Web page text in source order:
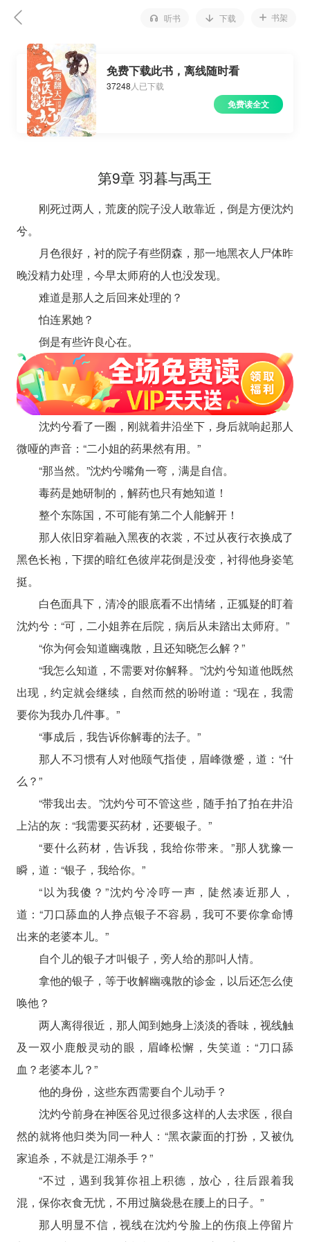
听书 下载 书架
免费下载此书，离线随时看
37248 人已下载
免费读全文
第9章 羽暮与禹王
刚死过两人，荒废的院子没人敢靠近，倒是方便沈灼
兮。
月色很好，衬的院子有些阴森，那一地黑衣人尸体昨
晚没精力处理，今早太师府的人也没发现。
难道是那人之后回来处理的？
怕连累她？
倒是有些许良心在。
沈灼兮看了一圈，刚就着井沿坐下，身后就响起那人
微哑的声音：“二小姐的药果然有用。”
“那当然。”沈灼兮嘴角一弯，满是自信。
毒药是她研制的，解药也只有她知道！
整个东陈国，不可能有第二个人能解开！
那人依旧穿着融入黑夜的衣裳，不过从夜行衣换成了
黑色长袍，下摆的暗红色彼岸花倒是没变，衬得他身姿笔
挺。
白色面具下，清冷的眼底看不出情绪，正狐疑的盯着
沈灼兮：“可，二小姐养在后院，病后从未踏出太师府。”
“你为何会知道幽魂散，且还知晓怎么解？”
“我怎么知道，不需要对你解释。”沈灼兮知道他既然
出现，约定就会继续，自然而然的吩咐道：“现在，我需
要你为我办几件事。”
“事成后，我告诉你解毒的法子。”
那人不习惯有人对他颐气指使，眉峰微蹙，道：“什
么？”
“带我出去。”沈灼兮可不管这些，随手拍了拍在井沿
上沾的灰：“我需要买药材，还要银子。”
“要什么药材，告诉我，我给你带来。”那人犹豫一
瞬，道：“银子，我给你。”
“以为我傻？”沈灼兮冷哼一声，陡然凑近那人，
道：“刀口舔血的人挣点银子不容易，我可不要你拿命博
出来的老婆本儿。”
自个儿的银子才叫银子，旁人给的那叫人情。
拿他的银子，等于收解幽魂散的诊金，以后还怎么使
唤他？
两人离得很近，那人闻到她身上淡淡的香味，视线触
及一双小鹿般灵动的眼，眉峰松懈，失笑道：“刀口舔
血？老婆本儿？”
他的身份，这些东西需要自个儿动手？
沈灼兮前身在神医谷见过很多这样的人去求医，很自
然的就将他归类为同一种人：“黑衣蒙面的打扮，又被仇
家追杀，不就是江湖杀手？”
“不过，遇到我算你祖上积德，放心，往后跟着我
混，保你衣食无忧，不用过脑袋悬在腰上的日子。”
那人明显不信，视线在沈灼兮脸上的伤痕上停留片